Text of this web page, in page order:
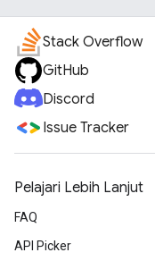
Stack Overflow
GitHub
Discord
Issue Tracker
Pelajari Lebih Lanjut
FAQ
API Picker